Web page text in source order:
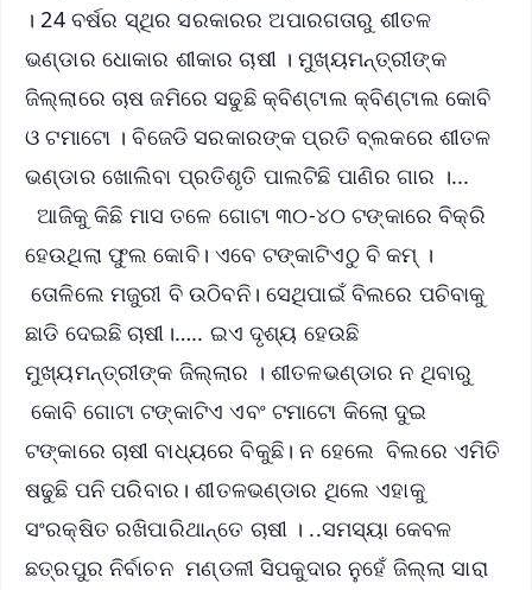
। 24 ବର୍ଷର ସ୍ଥିର ସରକାରର ଅପାରଗତାରୁ ଶୀତଳ
ଭଣ୍ଡାର ଧୋକାର ଶୀକାର ଚାଷୀ । ମୁଖ୍ୟମନ୍ତ୍ରୀଙ୍କ
ଜିଲ୍ଲାରେ ଚାଷ ଜମିରେ ସଢୁଛି କ୍ବିଣ୍ଟାଲ କ୍ବିଣ୍ଟାଲ କୋବି
ଓ ଟମାଟୋ । ବିଜେଡି ସରକାରଙ୍କ ପ୍ରତି ବ୍ଲକରେ ଶୀତଳ
ଭଣ୍ଡାର ଖୋଲିବା ପ୍ରତିଶୃତି ପାଲଟିଛି ପାଣିର ଗାର ।...
ଆଜିକୁ କିଛି ମାସ ତଳେ ଗୋଟା ୩୦-୪୦ ଟଙ୍କାରେ ବିକ୍ରି
ହେଉଥିଲା ଫୁଲ କୋବି। ଏବେ ଟଙ୍କାଟିଏଠୁ ବି କମ୍ ।
ତୋଳିଲେ ମଜୁରୀ ବି ଉଠିବନି। ସେଥିପାଇଁ ବିଲରେ ପଚିବାକୁ
ଛାଡି ଦେଇଛି ଚାଷୀ।….. ଇଏ ଦୃଶ୍ୟ ହେଉଛି
ମୁଖ୍ୟମନ୍ତ୍ରୀଙ୍କ ଜିଲ୍ଲାର । ଶୀତଳଭଣ୍ଡାର ନ ଥିବାରୁ
କୋବି ଗୋଟା ଟଙ୍କାଟିଏ ଏବଂ ଟମାଟୋ କିଲୋ ଦୁଇ
ଟଙ୍କାରେ ଚାଷୀ ବାଧ୍ୟରେ ବିକୁଛି। ନ ହେଲେ ବିଲରେ ଏମିତି
ଷଢୁଛି ପନି ପରିବାର। ଶୀତଳଭଣ୍ଡାର ଥିଲେ ଏହାକୁ
ସଂରକ୍ଷିତ ରଖିପାରିଥାନ୍ତେ ଚାଷୀ । ..ସମସ୍ୟା କେବଳ
ଛତ୍ରପୁର ନିର୍ବାଚନ ମଣ୍ଡଳୀ ସିପକୁଦାର ନୁହେଁ ଜିଲ୍ଲା ସାରା